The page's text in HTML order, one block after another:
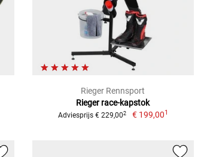
Rieger Rennsport
Rieger race-kapstok
Adviesprijs € 229,002 € 199,001